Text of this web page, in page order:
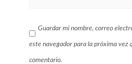
Guardar mi nombre, correo
este navegador para la próxima vez
comentario.